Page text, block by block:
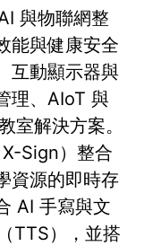
與物聯網整
能與健康安全
互動顯示器與
理、AIoT 與
室解決方案。
Sign）整合
資源的即時存
AI 手寫與文
TTS），並搭